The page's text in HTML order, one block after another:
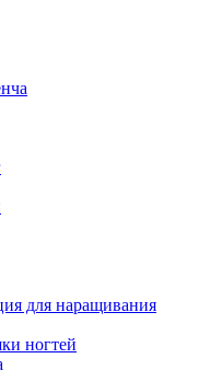
для наращивания
ногтей